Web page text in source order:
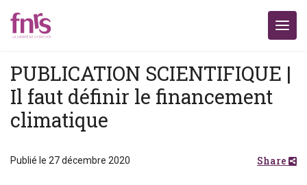
PUBLICATION SCIENTIFIQUE |
Il faut définir le financement
climatique
Publié le 27 décembre 2020 Share